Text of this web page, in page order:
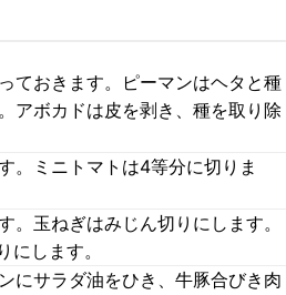
ておきます。ピーマンはヘタと種
アボカドは皮を剥き、種を取り除
。ミニトマトは4等分に切りま
。玉ねぎはみじん切りにします。
にします。
にサラダ油をひき、牛豚合びき肉